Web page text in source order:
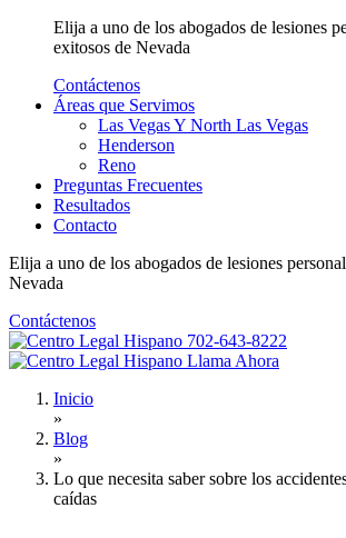
Elija a uno de los abogados de lesiones
exitosos de Nevada
Contáctenos
Áreas que Servimos
Las Vegas Y North Las Vegas
Henderson
Reno
Preguntas Frecuentes
Resultados
Contacto
Elija a uno de los abogados de lesiones
Nevada
Contáctenos
702-643-8222
Llama Ahora
Inicio
»
Blog
»
Lo que necesita saber sobre los
caídas